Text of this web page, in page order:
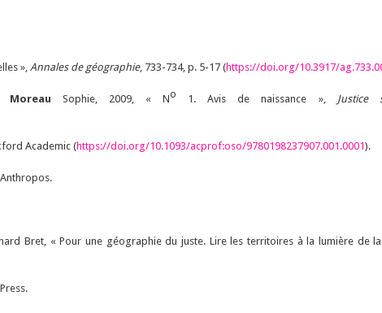
»,Annales de géographie, 733-734, p. 5-17 (https://doi.org/10.3917/
Moreau Sophie, 2009, « No 1. Avis de naissance », Justice
Academic (https://doi.org/10.1093/acprof:oso/9780198237907.001.0001).
Bret, « Pour une géographie du juste. Lire les territoires à la lumière de